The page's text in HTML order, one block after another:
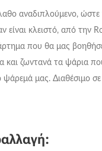
αναδιπλούμενο, ώστε
είναι κλειστό, από την
που θα μας
και ζωντανά τα ψάρια
ψάρεμά μας. Διαθέσιμο